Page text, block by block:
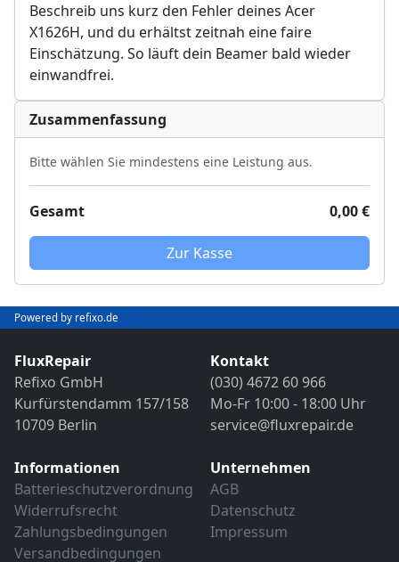
Beschreib uns kurz den Fehler deines Acer
X1626H, und du erhältst zeitnah eine faire
Einschätzung. So läuft dein Beamer bald wieder
einwandfrei.
Zusammenfassung
Bitte wählen Sie mindestens eine Leistung aus.
Gesamt 0,00 €
Zur Kasse
Powered by refixo.de
FluxRepair
Refixo GmbH
Kurfürstendamm 157/158
10709 Berlin
Kontakt
(030) 4672 60 966
Mo-Fr 10:00 - 18:00 Uhr
service@fluxrepair.de
Informationen
Batterieschutzverordnung
Widerrufsrecht
Zahlungsbedingungen
Versandbedingungen
Unternehmen
AGB
Datenschutz
Impressum